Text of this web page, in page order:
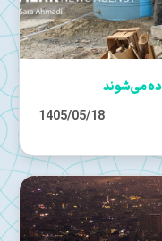
می‌شوند
1405/05/18